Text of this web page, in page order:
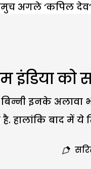
अगले ‘कपिल
इंडिया
इनके
हालांकि बाद में ये